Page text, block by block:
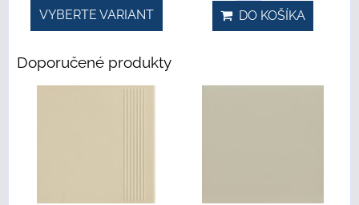
VYBERTE VARIANT DO KOŠÍKA
Doporučené produkty